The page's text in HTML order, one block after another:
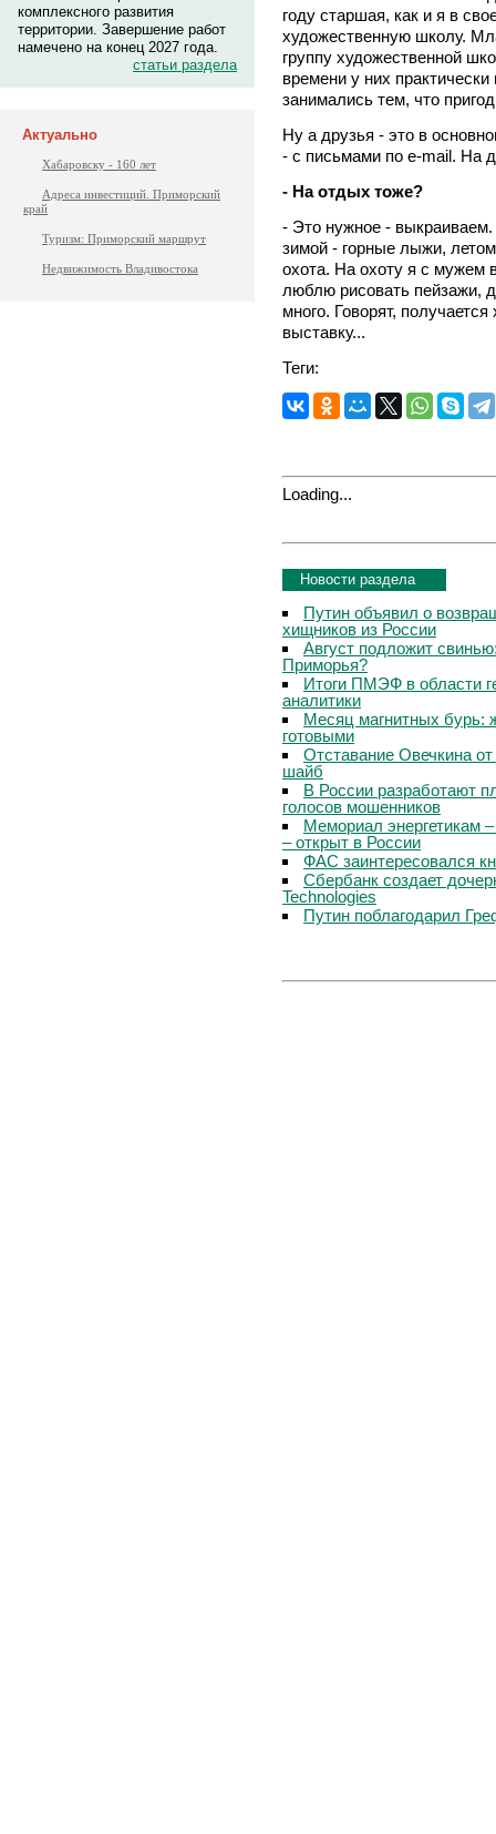
комплексного развития
территории. Завершение работ
намечено на конец 2027 года.
статьи раздела
Актуально
Хабаровску - 160 лет
Адреса инвестиций. Приморский
край
Туризм: Приморский маршрут
Недвижимость Владивостока
году старшая, как и я в
художественную школу.
группу художественной
времени у них
занимались тем, что
Ну а друзья - это в
- с письмами по е-mail. На
- На отдых тоже?
- Это нужное -
зимой - горные лыжи,
охота. На охоту я с мужем
люблю рисовать пейзажи,
много. Говорят,
выставку...
Теги:
Loading...
Новости раздела
Путин объявил о
хищников из России
Август подложит
Приморья?
Итоги ПМЭФ в области
аналитики
Месяц магнитных бурь:
готовыми
Отставание Овечкина
шайб
В России разработают
голосов мошенников
Мемориал энергетикам
– открыт в России
ФАС заинтересовался
Сбербанк создает
Technologies
Путин поблагодарил